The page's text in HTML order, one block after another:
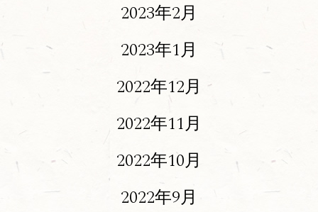
2023年2月
2023年1月
2022年12月
2022年11月
2022年10月
2022年9月